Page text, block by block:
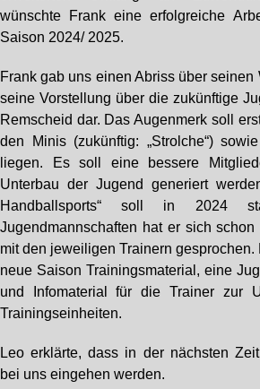
wünschte Frank eine erfolgreiche
Saison 2024/ 2025.
Frank gab uns einen Abriss über seinen
seine Vorstellung über die zukünftige
Remscheid dar. Das Augenmerk soll
den Minis (zukünftig: „Strolche“)
liegen. Es soll eine bessere
Unterbau der Jugend generiert
Handballsports“ soll in 2024
Jugendmannschaften hat er sich
mit den jeweiligen Trainern gesprochen.
neue Saison Trainingsmaterial, eine
und Infomaterial für die Trainer zur
Trainingseinheiten.
Leo erklärte, dass in der nächsten
bei uns eingehen werden.